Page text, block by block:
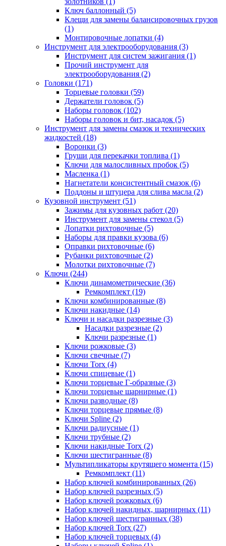
Ключ баллонный (5)
Клещи для замены балансировочных грузов
(1)
Монтировочные лопатки (4)
Инструмент для электрооборудования (3)
Инструмент для систем зажигания (1)
Прочий инструмент для
электрооборудования (2)
Головки (171)
Торцевые головки (59)
Держатели головок (5)
Наборы головок (102)
Наборы головок и бит, насадок (5)
Инструмент для замены смазок и технических
жидкостей (18)
Воронки (3)
Груши для перекачки топлива (1)
Ключи для малосливных пробок (5)
Масленка (1)
Нагнетатели консистентный смазок (6)
Поддоны и штуцера для слива масла (2)
Кузовной инструмент (51)
Зажимы для кузовных работ (20)
Инструмент для замены стекол (5)
Лопатки рихтовочные (5)
Наборы для правки кузова (6)
Оправки рихтовочные (6)
Рубанки рихтовочные (2)
Молотки рихтовочные (7)
Ключи (244)
Ключи динамометрические (36)
Ремкомплект (19)
Ключи комбинированные (8)
Ключи накидные (14)
Ключи и насадки разрезные (3)
Насадки разрезные (2)
Ключи разрезные (1)
Ключи рожковые (3)
Ключи свечные (7)
Ключи Torx (4)
Ключи спицевые (1)
Ключи торцевые Г-образные (3)
Ключи торцевые шарнирные (1)
Ключи разводные (8)
Ключи торцевые прямые (8)
Ключи Spline (2)
Ключи радиусные (1)
Ключи трубные (2)
Ключи накидные Torx (2)
Ключи шестигранные (8)
Мультипликаторы крутящего момента (15)
Ремкомплект (11)
Набор ключей комбинированных (26)
Набор ключей разрезных (5)
Набор ключей рожковых (6)
Набор ключей накидных, шарнирных (11)
Набор ключей шестигранных (38)
Набор ключей Torx (27)
Набор ключей торцевых (4)